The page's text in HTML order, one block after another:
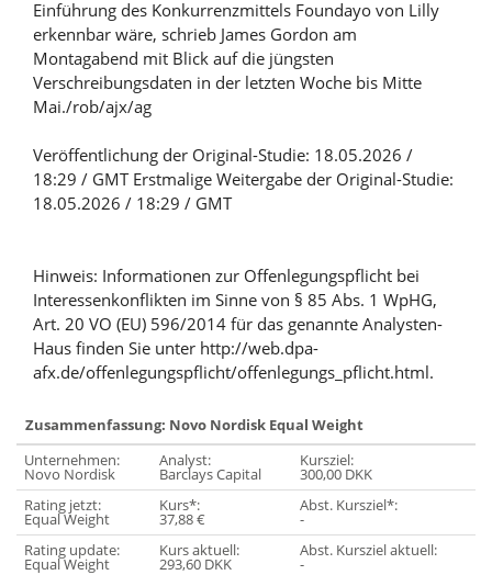
Einführung des Konkurrenzmittels Foundayo von Lilly
erkennbar wäre, schrieb James Gordon am
Montagabend mit Blick auf die jüngsten
Verschreibungsdaten in der letzten Woche bis Mitte
Mai./rob/ajx/ag
Veröffentlichung der Original-Studie: 18.05.2026 /
18:29 / GMT Erstmalige Weitergabe der Original-Studie:
18.05.2026 / 18:29 / GMT
Hinweis: Informationen zur Offenlegungspflicht bei
Interessenkonflikten im Sinne von § 85 Abs. 1 WpHG,
Art. 20 VO (EU) 596/2014 für das genannte Analysten-
Haus finden Sie unter http://web.dpa-
afx.de/offenlegungspflicht/offenlegungs_pflicht.html.
Zusammenfassung: Novo Nordisk Equal Weight
Unternehmen:
Novo Nordisk
Analyst:
Barclays Capital
Kursziel:
300,00 DKK
Rating jetzt:
Equal Weight
Kurs*:
37,88 €
Abst. Kursziel*:
-
Rating update:
Equal Weight
Kurs aktuell:
293,60 DKK
Abst. Kursziel aktuell:
-